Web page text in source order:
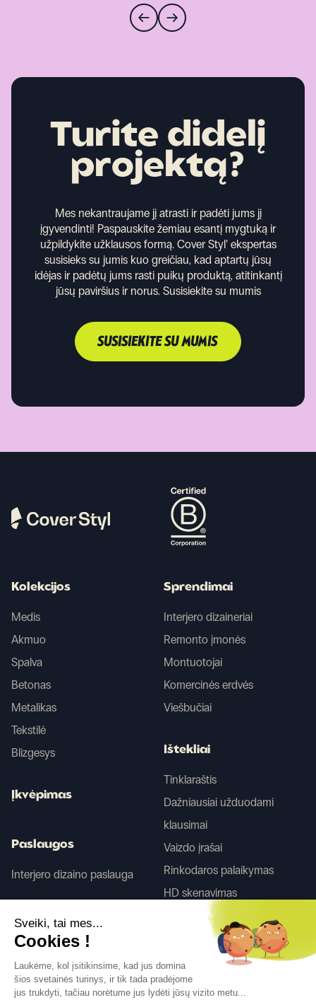
Turite didelį
projektą?
Mes nekantraujame jį atrasti ir padėti jums jį
įgyvendinti! Paspauskite žemiau esantį mygtuką ir
užpildykite užklausos formą. Cover Styl’ ekspertas
susisieks su jumis kuo greičiau, kad aptartų jūsų
idėjas ir padėtų jums rasti puikų produktą, atitinkantį
jūsų paviršius ir norus. Susisiekite su mumis
SUSISIEKITE SU MUMIS
Sekite mus
Kolekcijos
Medis
Akmuo
Spalva
Betonas
Metalikas
Tekstilė
Blizgesys
Įkvėpimas
Paslaugos
Interjero dizaino paslauga
Sprendimai
Interjero dizaineriai
Remonto įmonės
Montuotojai
Komercinės erdvės
Viešbučiai
Ištekliai
Tinklaraštis
Dažniausiai užduodami
klausimai
Vaizdo įrašai
Rinkodaros palaikymas
HD skenavimas
Sveiki, tai mes...
Cookies !
Laukėme, kol įsitikinsime, kad jus domina
šios svetainės turinys, ir tik tada pradėjome
jus trukdyti, tačiau norėtume jus lydėti jūsų vizito metu...